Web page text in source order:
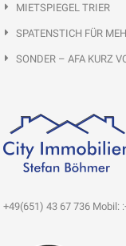
MIETSPIEGEL TRIER
SPATENSTICH FÜR
SONDER – AFA KURZ
+49(651) 43 67 736 Mobil: